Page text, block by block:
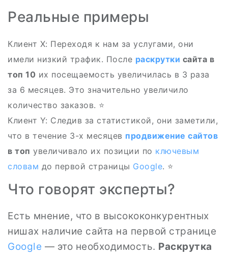
Реальные примеры
Клиент X: Переходя к нам за услугами, они
имели низкий трафик. После раскрутки сайта в
топ 10 их посещаемость увеличилась в 3 раза
за 6 месяцев. Это значительно увеличило
количество заказов. ⭐
Клиент Y: Следив за статистикой, они заметили,
что в течение 3-х месяцев продвижение сайтов
в топ увеличивало их позиции по ключевым
словам до первой страницы Google. ⭐
Что говорят эксперты?
Есть мнение, что в высококонкурентных
нишах наличие сайта на первой странице
Google — это необходимость. Раскрутка